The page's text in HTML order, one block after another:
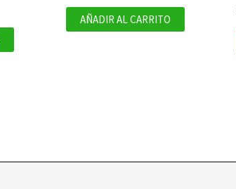
AÑADIR AL CARRITO